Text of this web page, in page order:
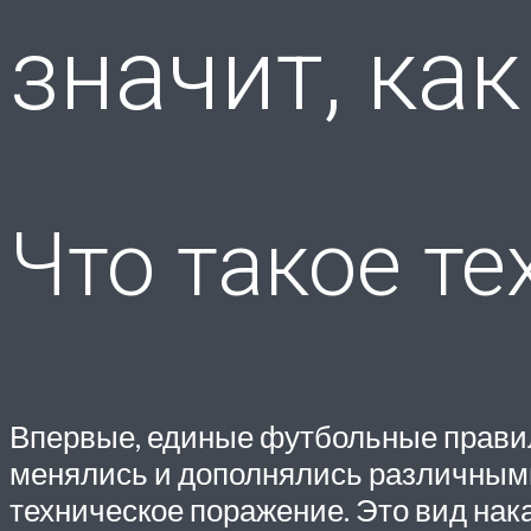
значит,
Что такое
Впервые, единые футбольные
менялись и дополнялись
техническое поражение. Это вид